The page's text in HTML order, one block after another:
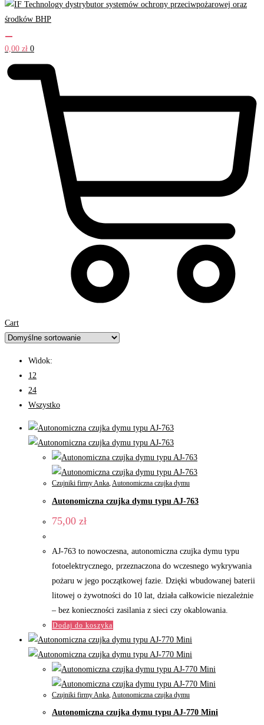
0,00 zł 0
Cart
Widok:
12
24
Wszystko
Czujniki firmy Anka,Autonomiczna czujka dymu
Autonomiczna czujka dymu typu AJ-763
75,00 zł
AJ‑763 to nowoczesna, autonomiczna czujka dymu typu
fotoelektrycznego, przeznaczona do wczesnego wykrywania
pożaru w jego początkowej fazie. Dzięki wbudowanej baterii
litowej o żywotności do 10 lat, działa całkowicie niezależnie
– bez konieczności zasilania z sieci czy okablowania.
Dodaj do koszyka
Czujniki firmy Anka Autonomiczna czujka dymu
Autonomiczna czujka dymu typu AJ-770 Mini